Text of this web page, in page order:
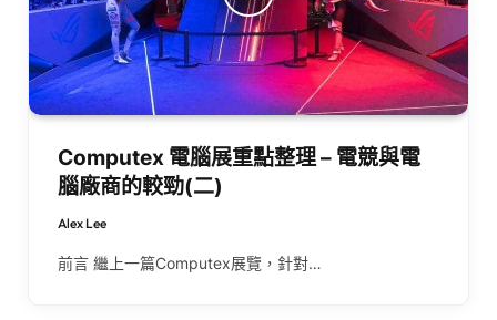
Computex 電腦展重點整理 – 電競與電
腦廠商的較勁(二)
Alex Lee
前言 繼上一篇Computex展覽，針對…